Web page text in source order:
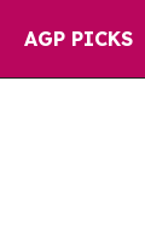
AGP PICKS
Media